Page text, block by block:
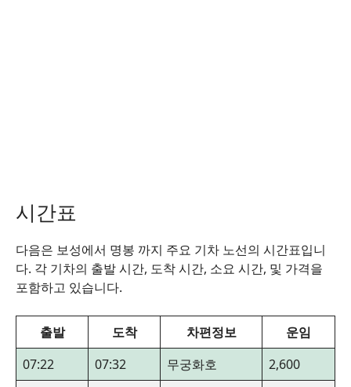
시간표
다음은 보성에서 명봉 까지 주요 기차 노선의 시간표입니
다. 각 기차의 출발 시간, 도착 시간, 소요 시간, 및 가격을
포함하고 있습니다.
출발 도착 차편정보
운임
07:22
07:32 무궁화호
2,600